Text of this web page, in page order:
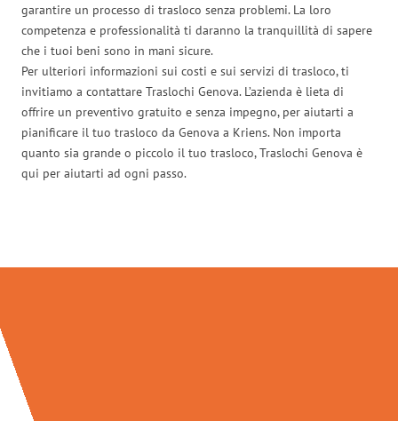
garantire un processo di trasloco senza problemi. La loro
competenza e professionalità ti daranno la tranquillità di sapere
che i tuoi beni sono in mani sicure.
Per ulteriori informazioni sui costi e sui servizi di trasloco, ti
invitiamo a contattare Traslochi Genova. L’azienda è lieta di
offrire un preventivo gratuito e senza impegno, per aiutarti a
pianificare il tuo trasloco da Genova a Kriens. Non importa
quanto sia grande o piccolo il tuo trasloco, Traslochi Genova è
qui per aiutarti ad ogni passo.